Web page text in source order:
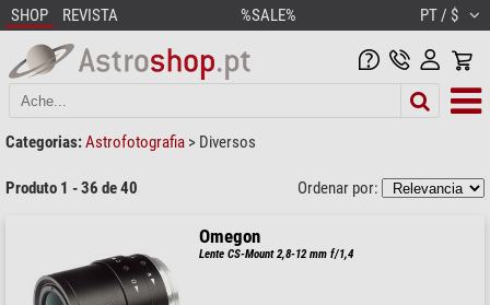
SHOP REVISTA %SALE% PT / $
Categorias:Astrofotografia > Diversos
Produto 1 - 36 de 40 Ordenar por:
Omegon
Lente CS-Mount 2,8-12 mm f/1,4